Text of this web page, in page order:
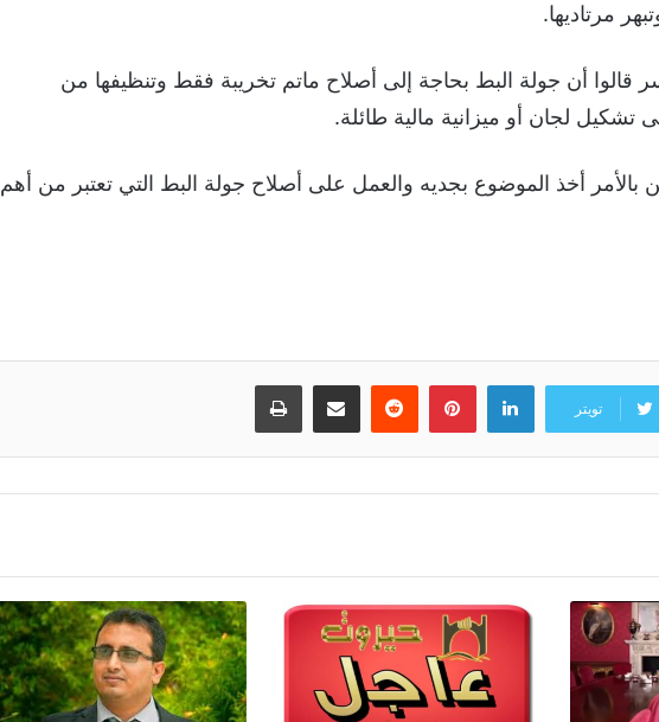
مرتاديها.
قالوا أن جولة البط بحاجة إلى أصلاح ماتم تخريبة فقط وتنظيفها من
تشكيل لجان أو ميزانية مالية طائلة.
بالأمر أخذ الموضوع بجديه والعمل على أصلاح جولة البط التي تعتبر من أهم
تويتر
لينكدإنبينتيريست
‏Reddit مشاركة عبر البريد طباعة